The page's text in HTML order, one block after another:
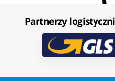
Partnerzy logistyczni